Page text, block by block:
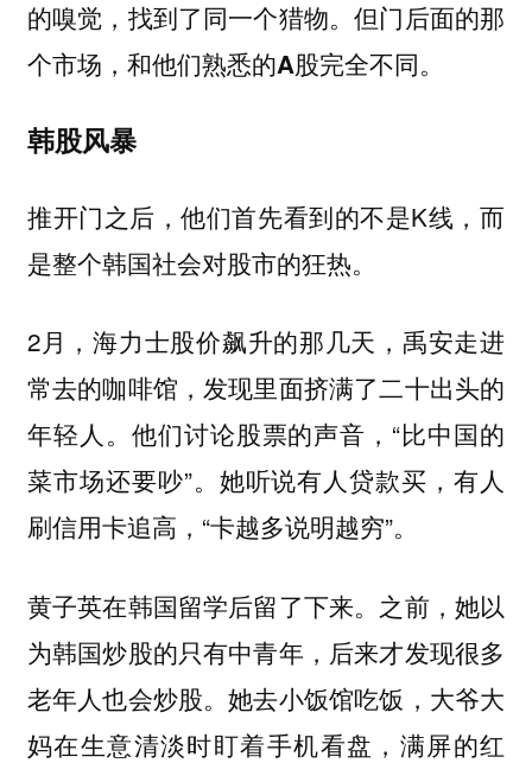
的嗅觉，找到了同一个猎物。但门后面的那
个市场，和他们熟悉的A股完全不同。
韩股风暴
推开门之后，他们首先看到的不是K线，而
是整个韩国社会对股市的狂热。
2月，海力士股价飙升的那几天，禹安走进
常去的咖啡馆，发现里面挤满了二十出头的
年轻人。他们讨论股票的声音，“比中国的
菜市场还要吵”。她听说有人贷款买，有人
刷信用卡追高，“卡越多说明越穷”。
黄子英在韩国留学后留了下来。之前，她以
为韩国炒股的只有中青年，后来才发现很多
老年人也会炒股。她去小饭馆吃饭，大爷大
妈在生意清淡时盯着手机看盘，满屏的红